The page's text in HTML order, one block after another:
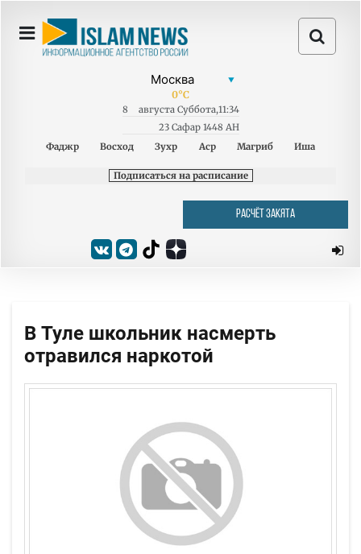
0°C
8 августа Суббота,11:34
23 Сафар 1448 AH
Фаджр
Восход Зухр Аср Магриб Иша
Подписаться на расписание
РАСЧЁТ ЗАКЯТА
В Туле школьник насмерть
отравился наркотой